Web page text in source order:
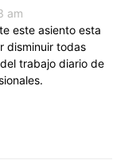
am
este asiento esta
disminuir todas
trabajo diario de